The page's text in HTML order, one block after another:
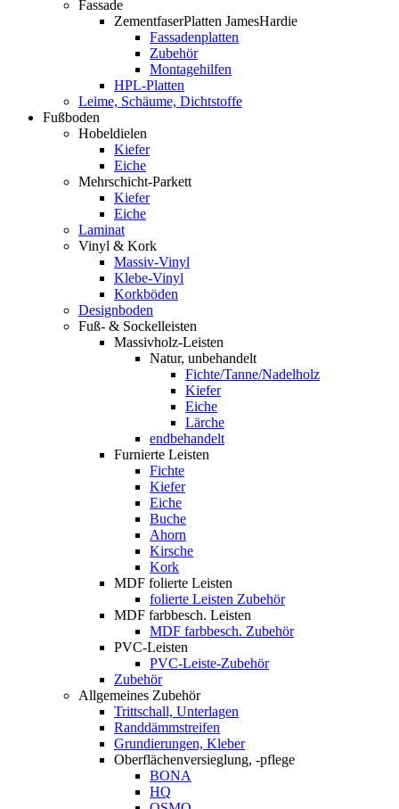
Fassade
ZementfaserPlatten JamesHardie
Fassadenplatten
Zubehör
Montagehilfen
HPL-Platten
Leime, Schäume, Dichtstoffe
Fußboden
Hobeldielen
Kiefer
Eiche
Mehrschicht-Parkett
Kiefer
Eiche
Laminat
Vinyl & Kork
Massiv-Vinyl
Klebe-Vinyl
Korkböden
Designboden
Fuß- & Sockelleisten
Massivholz-Leisten
Natur, unbehandelt
Fichte/Tanne/Nadelholz
Kiefer
Eiche
Lärche
endbehandelt
Furnierte Leisten
Fichte
Kiefer
Eiche
Buche
Ahorn
Kirsche
Kork
MDF folierte Leisten
folierte Leisten Zubehör
MDF farbbesch. Leisten
MDF farbbesch. Zubehör
PVC-Leisten
PVC-Leiste-Zubehör
Zubehör
Allgemeines Zubehör
Trittschall, Unterlagen
Randdämmstreifen
Grundierungen, Kleber
Oberflächenversieglung, -pflege
BONA
HQ